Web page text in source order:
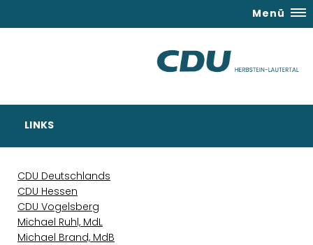
Menü
LINKS
CDU Deutschlands
CDU Hessen
CDU Vogelsberg
Michael Ruhl, MdL
Michael Brand, MdB